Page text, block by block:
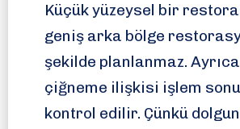
Küçük yüzeysel bir
geniş arka bölge
şekilde planlanmaz.
çiğneme ilişkisi işlem
kontrol edilir. Çünkü